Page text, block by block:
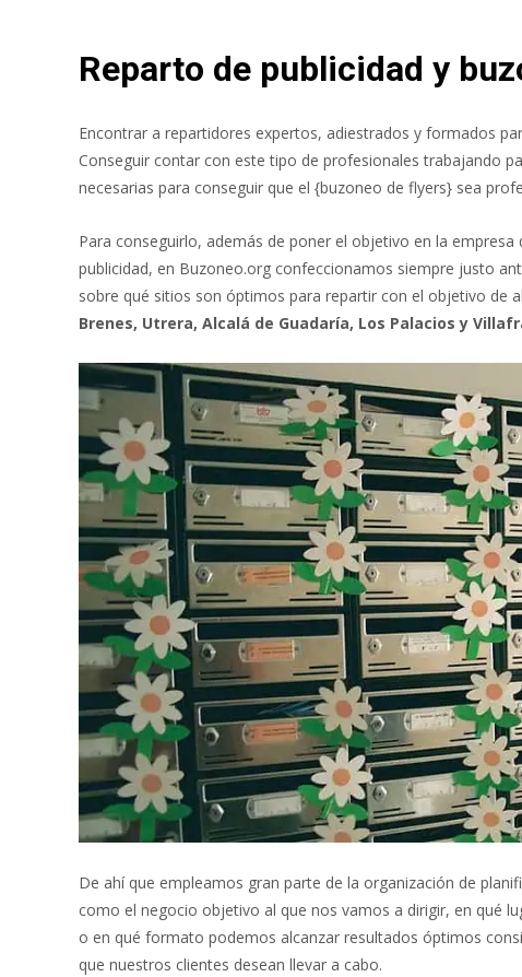
Reparto de publicidad y
Encontrar a repartidores expertos, adiestrados y formados
Conseguir contar con este tipo de profesionales trabajando
necesarias para conseguir que el {buzoneo de flyers} sea
Para conseguirlo, además de poner el objetivo en la
publicidad, en Buzoneo.org confeccionamos siempre justo
sobre qué sitios son óptimos para repartir con el objetivo de
Brenes, Utrera, Alcalá de Guadaría, Los Palacios y
De ahí que empleamos gran parte de la organización de
como el negocio objetivo al que nos vamos a dirigir, en qué
o en qué formato podemos alcanzar resultados óptimos
que nuestros clientes desean llevar a cabo.